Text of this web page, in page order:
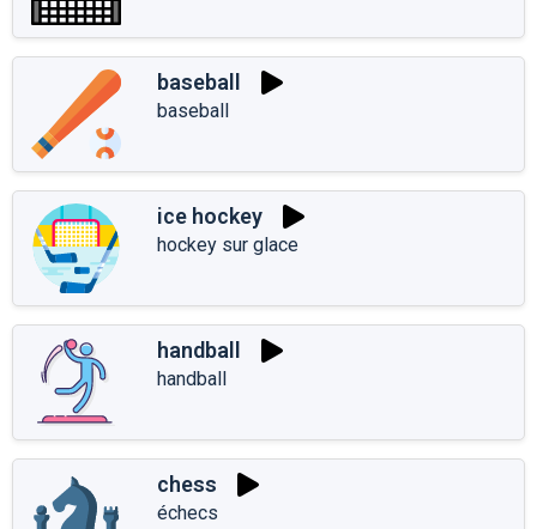
baseball
baseball
ice hockey
hockey sur glace
handball
handball
chess
échecs